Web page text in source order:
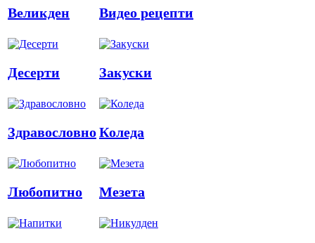
Великден Видео рецепти
Десерти Закуски
ЗдравословноКоледа
Любопитно Мезета